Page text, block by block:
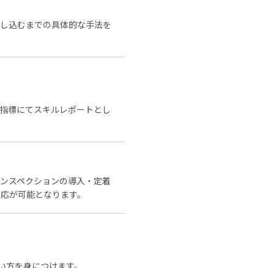
込むまでの具体的な手法を
標にてスキルレポートとし
スペクションの導入・定着
が可能となります。
を身につけます。